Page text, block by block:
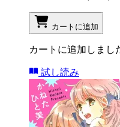
カートに追加
カートに追加しまし
試し読み